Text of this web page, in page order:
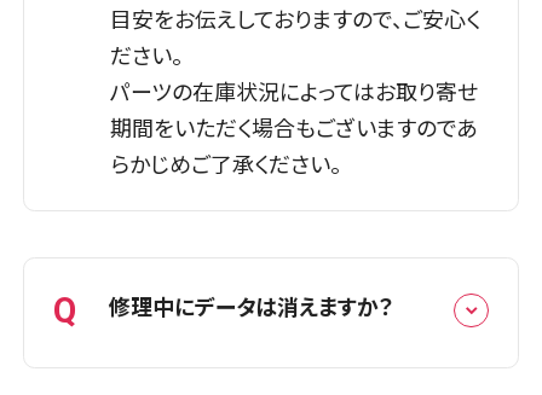
代金引換(現金・クレジットカード
イバーに料金をお支払い下さい。
※クレジットカード決済は一部店
舗にて可能です。詳しくはお問い
詳しくはこちら
目安をお伝えしておりますので、ご安心く
ださい。
パーツの在庫状況によってはお取り寄せ
期間をいただく場合もございますのであ
らかじめご了承ください。
Q 修理中にデータは消えますか？